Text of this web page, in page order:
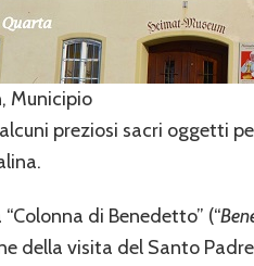
Municipio
preziosi sacri oggetti
di Benedetto” (“
della visita del Santo